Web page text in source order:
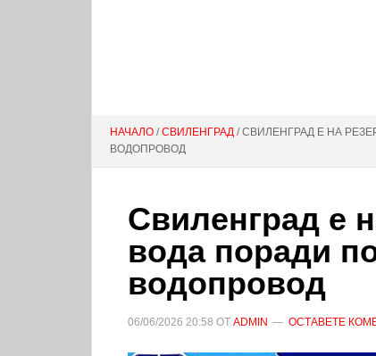
НАЧАЛО /СВИЛЕНГРАД / СВИЛЕНГРАД Е НА
ВОДОПРОВОД
Свиленград е
вода поради
водопровод
06/06/2026 20:58 ОТ ADMIN ОСТАВЕТЕ